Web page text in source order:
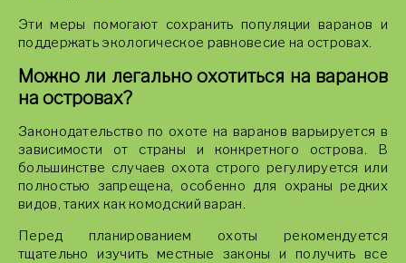
Эти меры помогают сохранить популяции варанов и
поддержать экологическое равновесие на островах.
Можно ли легально охотиться на варанов
на островах?
Законодательство по охоте на варанов варьируется в
зависимости от страны и конкретного острова. В
большинстве случаев охота строго регулируется или
полностью запрещена, особенно для охраны редких
видов, таких как комодский варан.
Перед планированием охоты рекомендуется
тщательно изучить местные законы и получить все